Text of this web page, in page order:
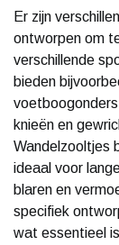
Er zijn
ontworpen om
verschillende
bieden
knieën en
Wandelzooltjes
ideaal voor
blaren en
specifiek
wat essentieel